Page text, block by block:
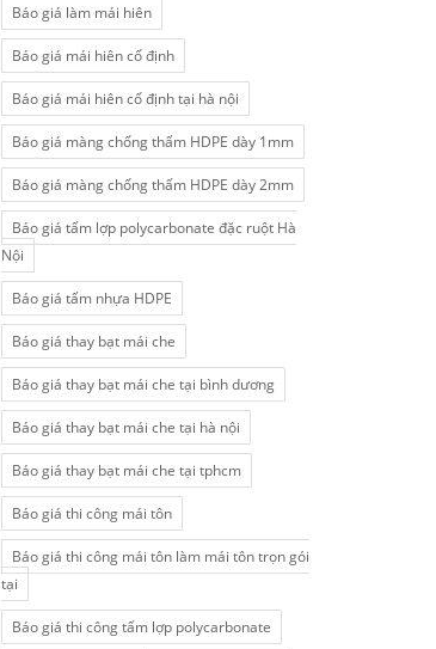
Báo giá làm mái hiên
Báo giá mái hiên cố định
Báo giá mái hiên cố định tại hà nội
Báo giá màng chống thấm HDPE dày 1mm
Báo giá màng chống thấm HDPE dày 2mm
Báo giá tấm lợp polycarbonate đặc ruột Hà
Nội
Báo giá tấm nhựa HDPE
Báo giá thay bạt mái che
Báo giá thay bạt mái che tại bình dương
Báo giá thay bạt mái che tại hà nội
Báo giá thay bạt mái che tại tphcm
Báo giá thi công mái tôn
Báo giá thi công mái tôn làm mái tôn trọn gói
tại
Báo giá thi công tấm lợp polycarbonate